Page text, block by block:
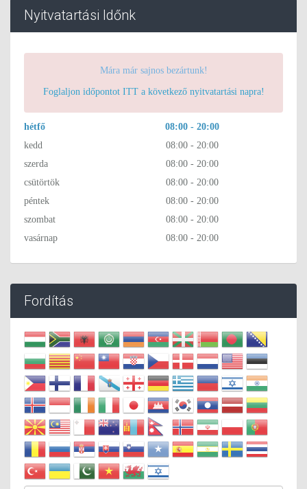
Nyitvatartási Időnk
Mára már sajnos bezártunk!
Foglaljon időpontot ITT a következő nyitvatartási napra!
hétfő
08:00 - 20:00
kedd
08:00 - 20:00
szerda
08:00 - 20:00
csütörtök
08:00 - 20:00
péntek
08:00 - 20:00
szombat
08:00 - 20:00
vasárnap
08:00 - 20:00
Fordítás